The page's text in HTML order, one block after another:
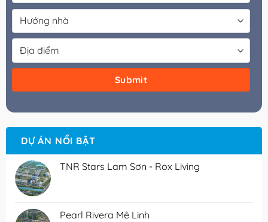
DỰ ÁN NỔI BẬT
TNR Stars Lam Sơn - Rox Living
Pearl Rivera Mê Linh